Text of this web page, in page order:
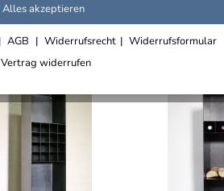
Alles akzeptieren
AGB Widerrufsrecht
Widerrufsformular
Vertrag widerrufen